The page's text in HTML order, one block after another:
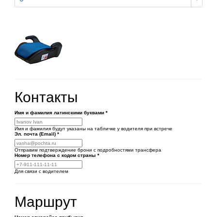
Контакты
Имя и фамилия латинскими буквами *
Имя и фамилия будут указаны на табличке у водителя при встрече
Эл. почта (Email) *
Отправим подтверждение брони с подробностями трансфера
Номер телефона с кодом страны *
Для связи с водителем
Маршрут